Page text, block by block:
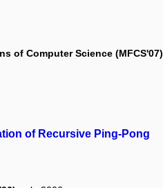
of Computer Science (MFCS'07)
of Recursive Ping-Pong